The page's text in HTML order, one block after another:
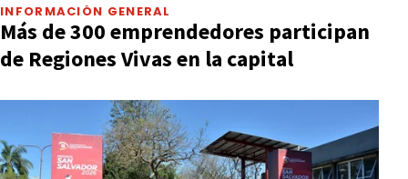
INFORMACIÓN GENERAL
Más de 300 emprendedores participan
de Regiones Vivas en la capital